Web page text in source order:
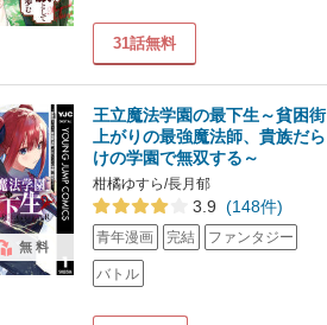
31話無料
王立魔法学園の最下生～貧困街
上がりの最強魔法師、貴族だら
けの学園で無双する～
柑橘ゆすら/長月郁
3.9 (148件)
青年漫画 完結 ファンタジー
バトル
無料